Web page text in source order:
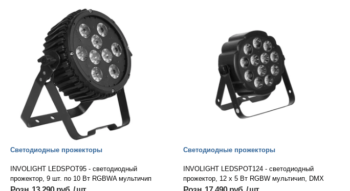
Светодиодные прожекторы
INVOLIGHT LEDSPOT95 - светодиодный
прожектор, 9 шт. по 10 Вт RGBWA мультичип
Светодиодные прожекторы
INVOLIGHT LEDSPOT124 - светодиодный
прожектор, 12 х 5 Вт RGBW мультичип, DMX